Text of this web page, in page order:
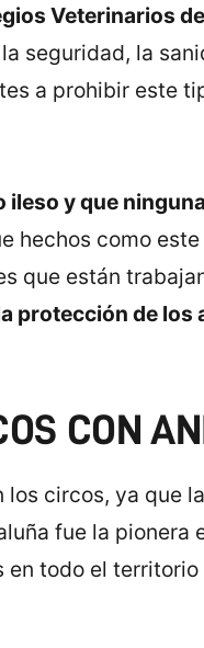
Veterinarios
seguridad, la
a prohibir este
y que
hechos como
que están
protección de los
CON
los circos, ya que
fue la pionera
todo el territorio